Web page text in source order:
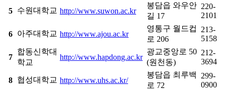
5 수원대학교 http://www.suwon.ac.kr
봉담읍 와우안
길 17
220-
2101
6 아주대학교 http://www.ajou.ac.kr
영통구 월드컵
로 206
213-
5158
7
합동신학대
학교
http://www.hapdong.ac.kr
광교중앙로 50
(원천동)
212-
3694
8 협성대학교 http://www.uhs.ac.kr/
봉담읍 최루백
로 72
299-
0900